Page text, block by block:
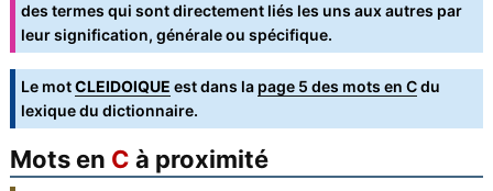
des termes qui sont directement liés les uns aux autres par
leur signification, générale ou spécifique.
Le motCLEIDOIQUE est dans la page 5 des mots en Cdu
lexique du dictionnaire.
Mots en C à proximité